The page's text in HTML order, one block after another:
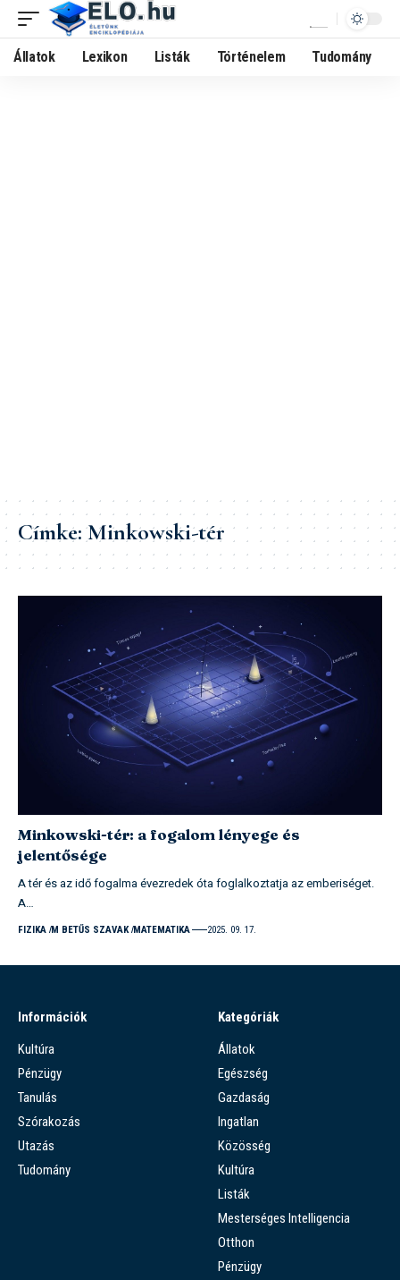
Állatok Lexikon Listák Történelem Tudomány
Címke:Minkowski-tér
Minkowski-tér: a fogalom lényege és
jelentősége
A tér és az idő fogalma évezredek óta foglalkoztatja az emberiséget.
A…
FIZIKA M BETŰS SZAVAK MATEMATIKA 2025. 09. 17.
Információk
Kultúra
Pénzügy
Tanulás
Szórakozás
Utazás
Tudomány
Kategóriák
Állatok
Egészség
Gazdaság
Ingatlan
Közösség
Kultúra
Listák
Mesterséges Intelligencia
Otthon
Pénzügy